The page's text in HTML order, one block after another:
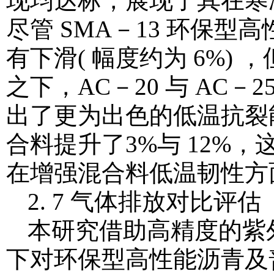
尽管 SMA－13 环保型
有下滑( 幅度约为 6%)
之下，AC－20 与 AC－
出了更为出色的低温抗
合料提升了3%与 12%，
在增强混合料低温韧性
2. 7 气体排放对比评估
本研究借助高精度的
下对环保型高性能沥青